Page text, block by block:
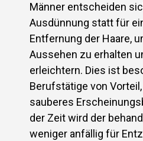
Männer entscheiden
Ausdünnung statt für
Entfernung der Haare,
Aussehen zu erhalten
erleichtern. Dies ist
Berufstätige von
sauberes
der Zeit wird der
weniger anfällig für